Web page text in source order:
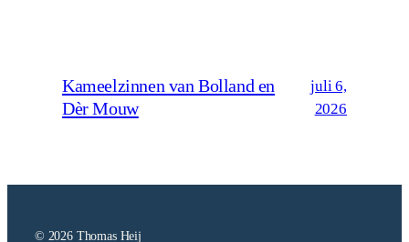
Kameelzinnen van Bolland en
Dèr Mouw
juli 6,
2026
© 2026 Thomas Heij